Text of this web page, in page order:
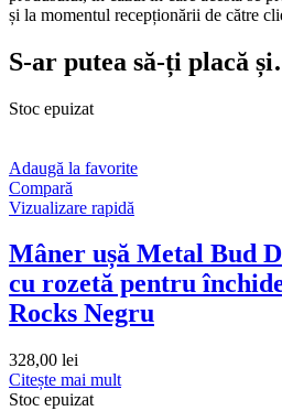
și la momentul recepționării de către
S-ar putea să-ți placă
Stoc epuizat
Adaugă la favorite
Compară
Vizualizare rapidă
Mâner ușă Metal Bud
cu rozetă pentru
Rocks Negru
328,00 lei
Citește mai mult
Stoc epuizat